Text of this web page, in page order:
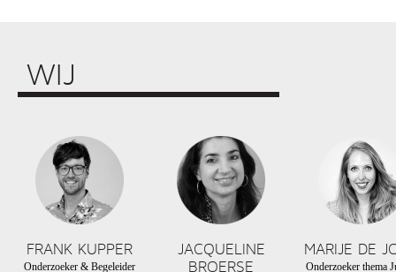
WIJ
FRANK KUPPER
Onderzoeker & Begeleider
JACQUELINE
BROERSE
MARIJE DE
Onderzoeker thema